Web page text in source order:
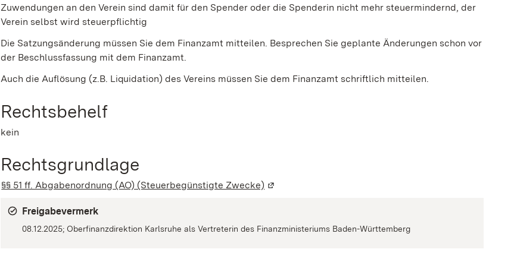
Zuwendungen an den Verein sind damit für den Spender oder die Spenderin nicht mehr steuermindernd, der
Verein selbst wird steuerpflichtig
Die Satzungsänderung müssen Sie dem Finanzamt mitteilen. Besprechen Sie geplante Änderungen schon vor
der Beschlussfassung mit dem Finanzamt.
Auch die Auflösung (z.B. Liquidation) des Vereins müssen Sie dem Finanzamt schriftlich mitteilen.
Rechtsbehelf
kein
Rechtsgrundlage
§§ 51 ff. Abgabenordnung (AO) (Steuerbegünstigte Zwecke) (Wird in einem neuen Fenster geöffnet)
Freigabevermerk
08.12.2025; Oberfinanzdirektion Karlsruhe als Vertreterin des Finanzministeriums Baden-Württemberg